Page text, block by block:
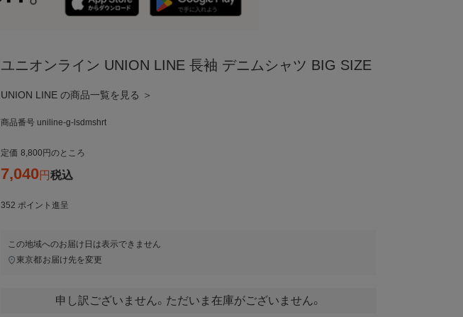
ユニオンライン UNION LINE 長袖 デニムシャツ BIG SIZE
UNION LINE の商品一覧を見る ＞
商品番号 uniline-g-lsdmshrt
定価 8,800 のところ
7,040 税込
352 ポイント進呈
この地域へのお届け日は表示できません
東京都お届け先を変更
申し訳ございません。ただいま在庫がございません。